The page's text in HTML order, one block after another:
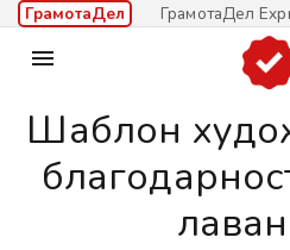
ГрамотаДел ГрамотаДел

Шаблон